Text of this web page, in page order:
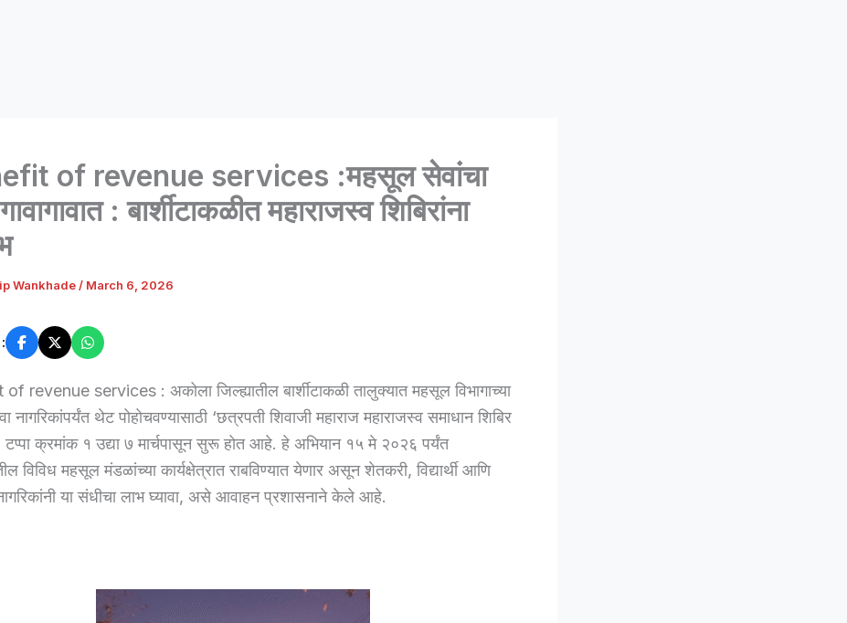
of revenue services :महसूल सेवांचा
: बार्शीटाकळीत महाराजस्व शिबिरांना
Wankhade / March 6, 2026
revenue services : अकोला जिल्ह्यातील बार्शीटाकळी तालुक्यात महसूल विभागाच्या
नागरिकांपर्यंत थेट पोहोचवण्यासाठी ‘छत्रपती शिवाजी महाराज महाराजस्व समाधान शिबिर
टप्पा क्रमांक १ उद्या ७ मार्चपासून सुरू होत आहे. हे अभियान १५ मे २०२६ पर्यंत
विविध महसूल मंडळांच्या कार्यक्षेत्रात राबविण्यात येणार असून शेतकरी, विद्यार्थी आणि
या संधीचा लाभ घ्यावा, असे आवाहन प्रशासनाने केले आहे.